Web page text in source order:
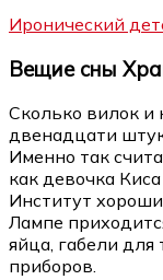
Иронический
Вещие сны
Сколько вилок и
двенадцати
Именно так
как девочка
Институт
Лампе
яйца, габели для
приборов.